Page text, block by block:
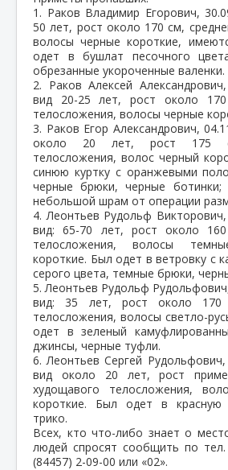
1. Раков Владимир Егорович,
50 лет, рост около 170 см,
волосы черные короткие,
одет в бушлат песочного
обрезанные укороченные валенки.
2. Раков Алексей
вид 20-25 лет, рост около
телосложения, волосы черные
3. Раков Егор Александрович,
около 20 лет, рост 175
телосложения, волос черный
синюю куртку с оранжевыми
черные брюки, черные ботинки;
небольшой шрам от операции
4. Леонтьев Рудольф Викторович,
вид: 65-70 лет, рост около
телосложения, волосы
короткие. Был одет в ветровку с
серого цвета, темные брюки,
5. Леонтьев Рудольф
вид: 35 лет, рост около 170
телосложения, волосы светло-
одет в зеленый
джинсы, черные туфли.
6. Леонтьев Сергей Рудольфович,
вид около 20 лет, рост
худощавого телосложения,
короткие. Был одет в красную
трико.
Всех, кто что-либо знает о
людей спросят сообщить по
(84457) 2-09-00 или «02».